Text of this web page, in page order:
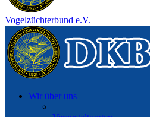
Vogelzüchterbund e.V.
Wir über uns